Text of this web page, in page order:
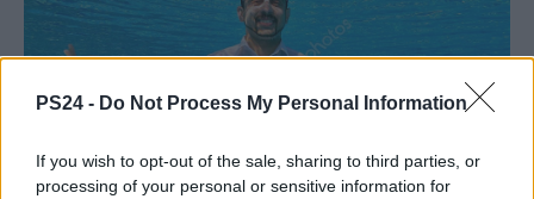
PS24 - Do Not Process My Personal Information
If you wish to opt-out of the sale, sharing to third parties, or
processing of your personal or sensitive information for